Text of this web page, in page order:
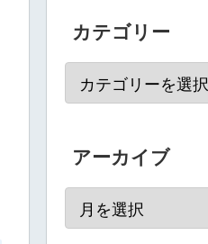
カテゴリー
アーカイブ